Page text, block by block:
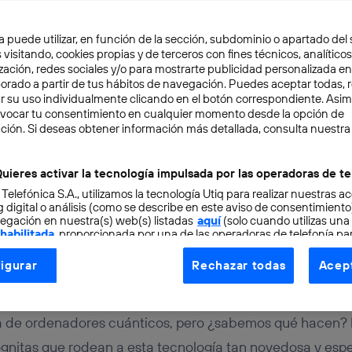
3 min
los ordenadores
clásicos?
ordenadores cuánticos, pero ¿sabemos qué hacen?
que rodean a esta tecnología tan novedosa y
puede utilizar, en función de la sección, subdominio o apartado del
visitando, cookies propias y de terceros con fines técnicos,
redes sociales y/o para mostrarte publicidad personalizada
a partir de tus hábitos de navegación. Puedes aceptar todas,
su uso individualmente clicando en el botón correspondiente.
tu consentimiento en cualquier momento desde la opción de
Si deseas obtener información más detallada, consulta nuestra
activar la tecnología impulsada por las operadoras de
S.A., utilizamos la tecnología Utiq para realizar nuestras
digital o análisis (como se describe en este aviso de
en nuestra(s) web(s) listadas aquí(solo cuando utilizas una
, proporcionada por una de las operadoras de telefonía
consentimiento en cada página web).
Utiq está diseñada con la privacidad como prioridad
dirección IP y otra información de la cuenta de cliente de
a la conexión que utilizas (p. ej., número de teléfono móvil).
Rechazar todas